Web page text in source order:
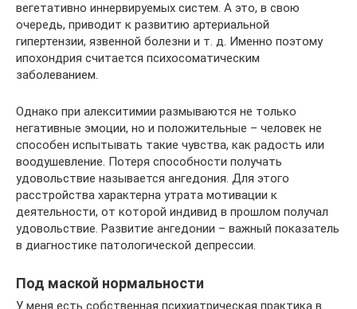
вегетативно иннервируемых систем. А это, в свою
очередь, приводит к развитию артериальной
гипертензии, язвенной болезни и т. д. Именно поэтому
ипохондрия считается психосоматическим
заболеванием.
Однако при алекситимии размываются не только
негативные эмоции, но и положительные – человек не
способен испытывать такие чувства, как радость или
воодушевление. Потеря способности получать
удовольствие называется ангедония. Для этого
расстройства характерна утрата мотивации к
деятельности, от которой индивид в прошлом получал
удовольствие. Развитие ангедонии – важный показатель
в диагностике патологической депрессии.
Под маской нормальности
У меня есть собственная психиатрическая практика в